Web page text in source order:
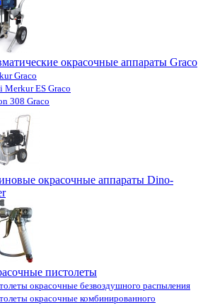
окрасочные аппараты Graco
Graco
Merkur ES Graco
308 Graco
окрасочные аппараты Dino-
пистолеты
окрасочные безвоздушного распыления
окрасочные комбинированного